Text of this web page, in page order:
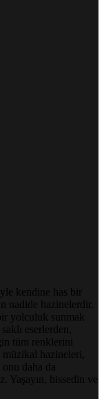
kendine has bir
nadide hazinelerdir.
yolculuk sunmak
eserlerden,
tüm renklerini
hazineleri,
daha da
Yaşayın, hissedin ve